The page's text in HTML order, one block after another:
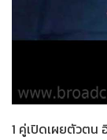
18-11-2565
1 คู่เปิดเผยตัวตน